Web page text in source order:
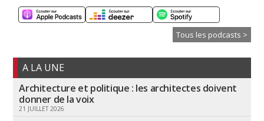
Tous les podcasts >
A LA UNE
Architecture et politique : les architectes doivent
donner de la voix
21 JUILLET 2026